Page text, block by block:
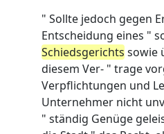
" Sollte jedoch gegen
Entscheidung eines "
Schiedsgerichts sowie
diesem Ver- " trage
Verpflichtungen und
Unternehmer nicht
" ständig Genüge